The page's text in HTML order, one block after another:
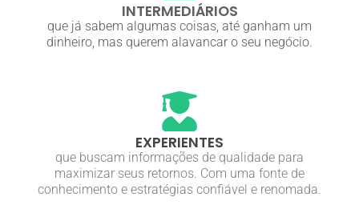
INTERMEDIÁRIOS
que já sabem algumas coisas, até ganham um
dinheiro, mas querem alavancar o seu negócio.
EXPERIENTES
que buscam informações de qualidade para
maximizar seus retornos. Com uma fonte de
conhecimento e estratégias confiável e renomada.